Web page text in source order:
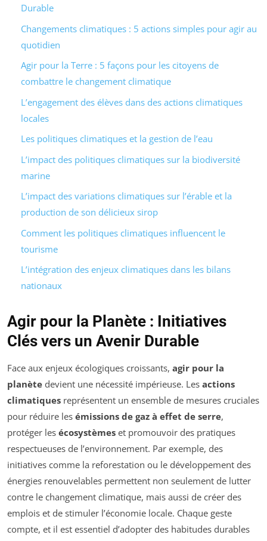
Durable
Changements climatiques : 5 actions simples pour agir au
quotidien
Agir pour la Terre : 5 façons pour les citoyens de
combattre le changement climatique
L’engagement des élèves dans des actions climatiques
locales
Les politiques climatiques et la gestion de l’eau
L’impact des politiques climatiques sur la biodiversité
marine
L’impact des variations climatiques sur l’érable et la
production de son délicieux sirop
Comment les politiques climatiques influencent le
tourisme
L’intégration des enjeux climatiques dans les bilans
nationaux
Agir pour la Planète : Initiatives
Clés vers un Avenir Durable
Face aux enjeux écologiques croissants, agir pour la
planète devient une nécessité impérieuse. Les actions
climatiques représentent un ensemble de mesures cruciales
pour réduire les émissions de gaz à effet de serre,
protéger les écosystèmes et promouvoir des pratiques
respectueuses de l’environnement. Par exemple, des
initiatives comme la reforestation ou le développement des
énergies renouvelables permettent non seulement de lutter
contre le changement climatique, mais aussi de créer des
emplois et de stimuler l’économie locale. Chaque geste
compte, et il est essentiel d’adopter des habitudes durables